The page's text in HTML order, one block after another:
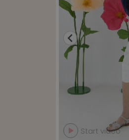
Start video